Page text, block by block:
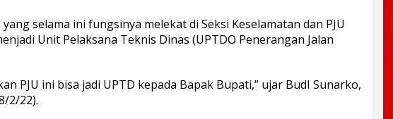
selama ini fungsinya melekat di Seksi Keselamatan dan PJU
Unit Pelaksana Teknis Dinas (UPTDO Penerangan Jalan
PJU ini bisa jadi UPTD kepada Bapak Bupati,” ujar BudI Sunarko,
2/22).